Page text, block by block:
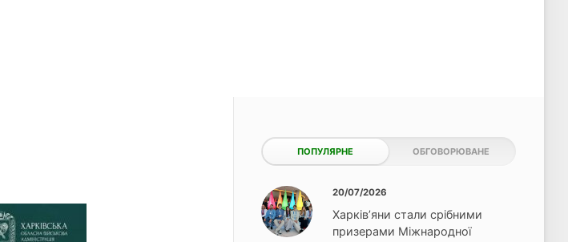
ПОПУЛЯРНЕ ОБГОВОРЮВАНЕ
20/07/2026
Харків’яни стали срібними
призерами Міжнародної